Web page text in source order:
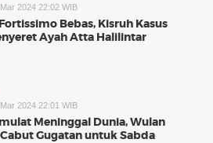
2024 22:02 WIB
Bebas, Kisruh Kasus
Ayah Atta Halilintar
2024 22:01 WIB
Meninggal Dunia, Wulan
Gugatan untuk Sabda